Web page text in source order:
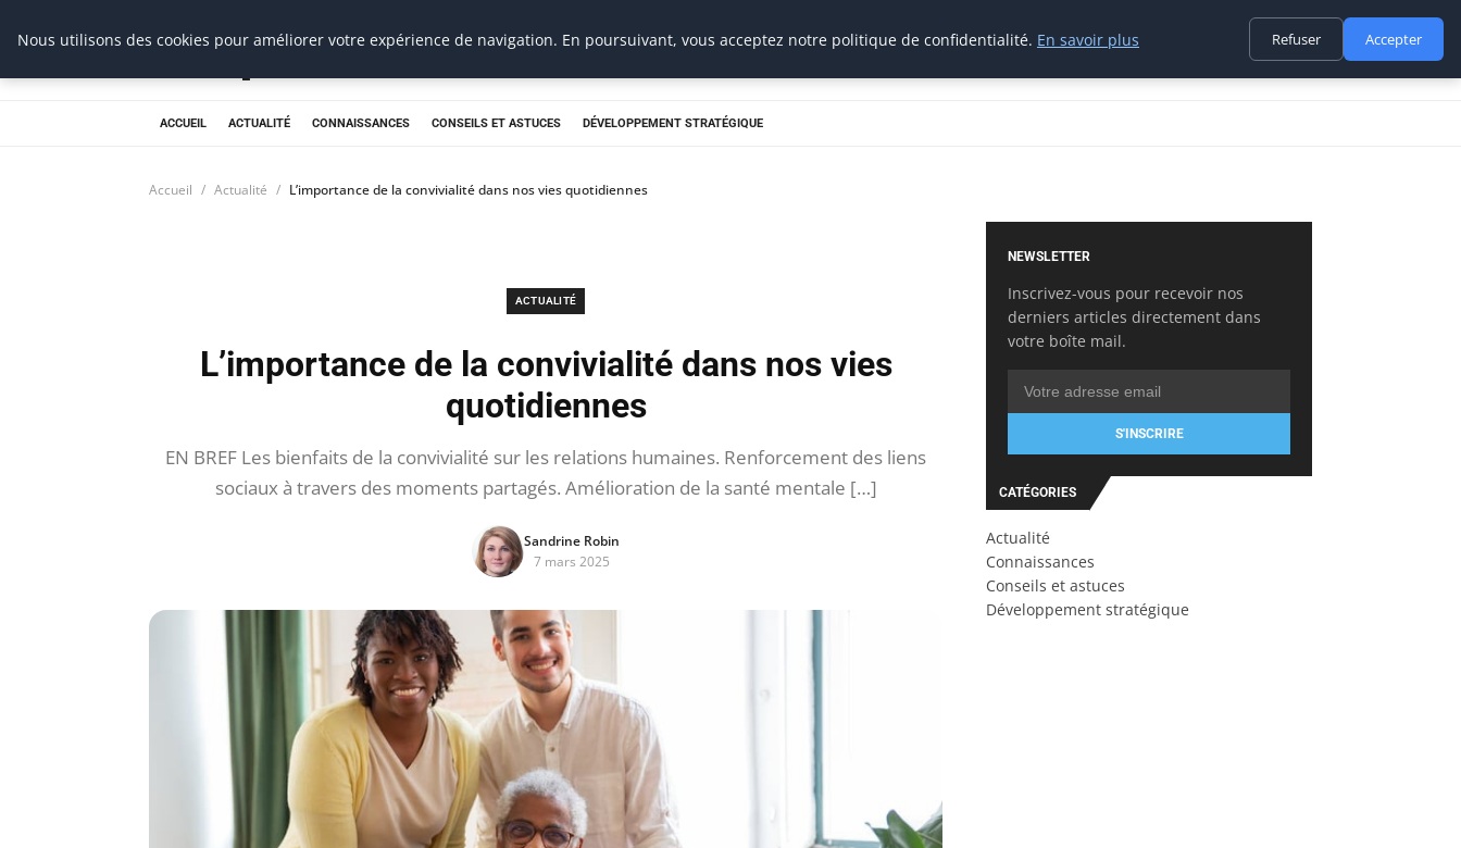
Prospection Pro
ACCUEIL ACTUALITÉ CONNAISSANCES CONSEILS ET ASTUCES DÉVELOPPEMENT STRATÉGIQUE
Accueil Actualité L’importance de la convivialité dans nos vies quotidiennes
ACTUALITÉ
L’importance de la convivialité dans nos vies
quotidiennes
EN BREF Les bienfaits de la convivialité sur les relations humaines. Renforcement des liens
sociaux à travers des moments partagés. Amélioration de la santé mentale […]
Sandrine Robin
7 mars 2025
NEWSLETTER
Inscrivez-vous pour recevoir nos
derniers articles directement dans
votre boîte mail.
S'INSCRIRE
CATÉGORIES
Actualité
Connaissances
Conseils et astuces
Développement stratégique
Nous utilisons des cookies pour améliorer votre expérience de navigation. En poursuivant, vous acceptez notre politique de confidentialité. En savoir plus Refuser Accepter